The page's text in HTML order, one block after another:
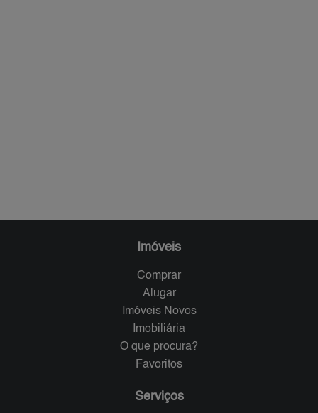
Imóveis
Comprar
Alugar
Imóveis Novos
Imobiliária
O que procura?
Favoritos
Serviços